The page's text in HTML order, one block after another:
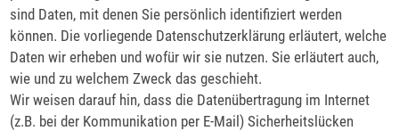
sind Daten, mit denen Sie persönlich identifiziert werden
können. Die vorliegende Datenschutzerklärung erläutert, welche
Daten wir erheben und wofür wir sie nutzen. Sie erläutert auch,
wie und zu welchem Zweck das geschieht.
Wir weisen darauf hin, dass die Datenübertragung im Internet
(z.B. bei der Kommunikation per E-Mail) Sicherheitslücken